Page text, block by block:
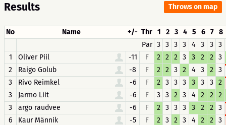
Results Throws on map
No Name +/- Thr 1 2 3 4 5 6 7 8
Par 3 3 3 3 4 3 3
3
1
Oliver Piil -11 F 2 2 2 3 3 2 2
3
2
Raigo Golub -8 F 2 2 3 2 4 3 2
3
3
Rivo Reimkel -6 F 2 3 3 3 3 3 3
2
3
Jarmo Liit -6 F 3 3 2 3 4 2 2
2
3
argo raudvee -6 F 2 3 3 3 3 2 2
3
6
Kaur Männik -5 F 2 3 2 3 4 2 2
3